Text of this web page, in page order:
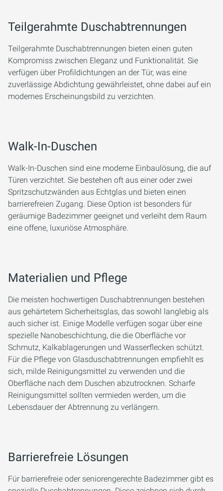
Teilgerahmte Duschabtrennungen
Teilgerahmte Duschabtrennungen bieten einen guten
Kompromiss zwischen Eleganz und Funktionalität. Sie
verfügen über Profildichtungen an der Tür, was eine
zuverlässige Abdichtung gewährleistet, ohne dabei auf ein
modernes Erscheinungsbild zu verzichten.
Walk-In-Duschen
Walk-In-Duschen sind eine moderne Einbaulösung, die auf
Türen verzichtet. Sie bestehen oft aus einer oder zwei
Spritzschutzwänden aus Echtglas und bieten einen
barrierefreien Zugang. Diese Option ist besonders für
geräumige Badezimmer geeignet und verleiht dem Raum
eine offene, luxuriöse Atmosphäre.
Materialien und Pflege
Die meisten hochwertigen Duschabtrennungen bestehen
aus gehärtetem Sicherheitsglas, das sowohl langlebig als
auch sicher ist. Einige Modelle verfügen sogar über eine
spezielle Nanobeschichtung, die die Oberfläche vor
Schmutz, Kalkablagerungen und Wasserflecken schützt.
Für die Pflege von Glasduschabtrennungen empfiehlt es
sich, milde Reinigungsmittel zu verwenden und die
Oberfläche nach dem Duschen abzutrocknen. Scharfe
Reinigungsmittel sollten vermieden werden, um die
Lebensdauer der Abtrennung zu verlängern.
Barrierefreie Lösungen
Für barrierefreie oder seniorengerechte Badezimmer gibt es